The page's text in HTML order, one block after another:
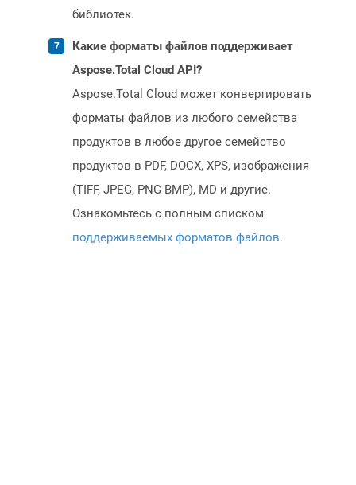
библиотек.
Какие форматы файлов поддерживает
Aspose.Total Cloud API?
Aspose.Total Cloud может конвертировать
форматы файлов из любого семейства
продуктов в любое другое семейство
продуктов в PDF, DOCX, XPS, изображения
(TIFF, JPEG, PNG BMP), MD и другие.
Ознакомьтесь с полным списком
поддерживаемых форматов файлов.